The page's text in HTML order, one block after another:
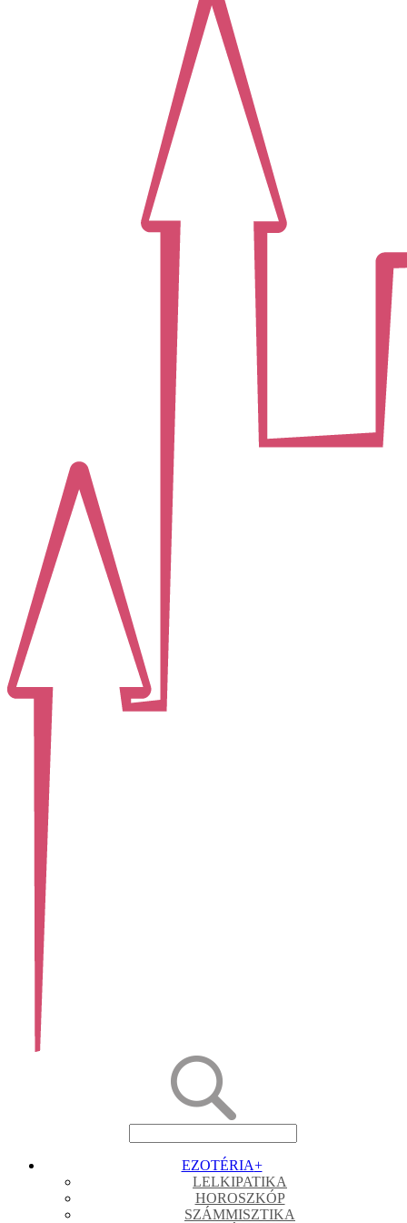
EZOTÉRIA+
LELKIPATIKA
HOROSZKÓP
SZÁMMISZTIKA